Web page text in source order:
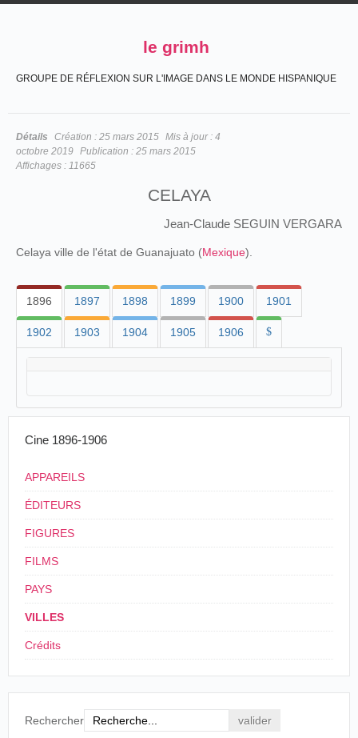
le grimh
GROUPE DE RÉFLEXION SUR L'IMAGE DANS LE MONDE HISPANIQUE
Détails Création : 25 mars 2015 Mis à jour : 4
octobre 2019 Publication : 25 mars 2015
Affichages : 11665
CELAYA
Jean-Claude SEGUIN VERGARA
Celaya ville de l'état de Guanajuato (Mexique).
1896 1897 1898 1899 1900 1901
1902 1903 1904 1905 1906 $
Cine 1896-1906
APPAREILS
ÉDITEURS
FIGURES
FILMS
PAYS
VILLES
Crédits
Rechercher